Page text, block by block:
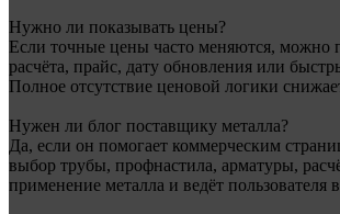
Нужно ли показывать цены?
Если точные цены часто меняются, можно
расчёта, прайс, дату обновления или
Полное отсутствие ценовой логики
Нужен ли блог поставщику металла?
Да, если он помогает коммерческим
выбор трубы, профнастила, арматуры,
применение металла и ведёт пользователя в